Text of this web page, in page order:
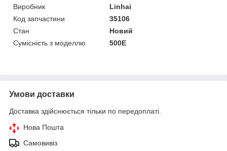
Виробник
Linhai
Код запчастини
35106
Стан
Новий
Сумісність з моделлю
500E
Умови доставки
Доставка здійснюється тільки по передоплаті.
Нова Пошта
Самовивіз